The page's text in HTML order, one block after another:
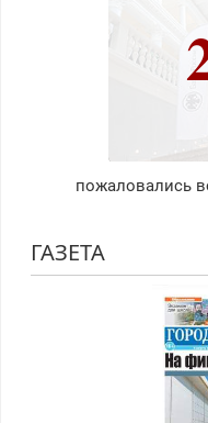
пожаловались
ГАЗЕТА